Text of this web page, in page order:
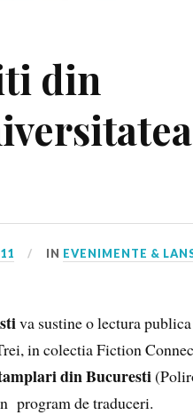
din
IN EVENIMENTE &
va sustine o lectura
in colectia Fiction
din Bucuresti
program de traduceri.